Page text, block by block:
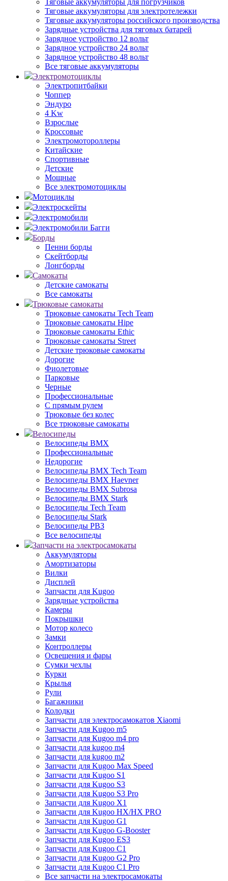
Тяговые аккумуляторы для погрузчиков
Тяговые аккумуляторы для электротележки
Тяговые аккумуляторы российского производства
Зарядные устройства для тяговых батарей
Зарядное устройство 12 вольт
Зарядное устройство 24 вольт
Зарядное устройство 48 вольт
Все тяговые аккумуляторы
Электромотоциклы
Электропитбайки
Чоппер
Эндуро
4 Kw
Взрослые
Кроссовые
Электромотороллеры
Китайские
Спортивные
Детские
Мощные
Все электромотоциклы
Мотоциклы
Электроскейты
Электромобили
Электромобили Багги
Борды
Пенни борды
Скейтборды
Лонгборды
Самокаты
Детские самокаты
Все самокаты
Трюковые самокаты
Трюковые самокаты Tech Team
Трюковые самокаты Hipe
Трюковые самокаты Ethic
Трюковые самокаты Street
Детские трюковые самокаты
Дорогие
Фиолетовые
Парковые
Черные
Профессиональные
С прямым рулем
Трюковые без колес
Все трюковые самокаты
Велосипеды
Велосипеды BMX
Профессиональные
Недорогие
Велосипеды BMX Tech Team
Велосипеды BMX Haevner
Велосипеды BMX Subrosa
Велосипеды BMX Stark
Велосипеды Tech Team
Велосипеды Stark
Велосипеды РВЗ
Все велосипеды
Запчасти на электросамокаты
Аккумуляторы
Амортизаторы
Вилки
Дисплей
Запчасти для Kugoo
Зарядные устройства
Камеры
Покрышки
Мотор колесо
Замки
Контроллеры
Освещения и фары
Сумки чехлы
Курки
Крылья
Рули
Багажники
Колодки
Запчасти для электросамокатов Xiaomi
Запчасти для Kugoo m5
Запчасти для Кugoo m4 pro
Запчасти для kugoo m4
Запчасти для kugoo m2
Запчасти для Kugoo Max Speed
Запчасти для Kugoo S1
Запчасти для Kugoo S3
Запчасти для Kugoo S3 Pro
Запчасти для Kugoo X1
Запчасти для Kugoo HX/HX PRO
Запчасти для Kugoo G1
Запчасти для Kugoo G-Booster
Запчасти для Kugoo ES3
Запчасти для Kugoo C1
Запчасти для Kugoo G2 Pro
Запчасти для Kugoo C1 Pro
Все запчасти на электросамокаты